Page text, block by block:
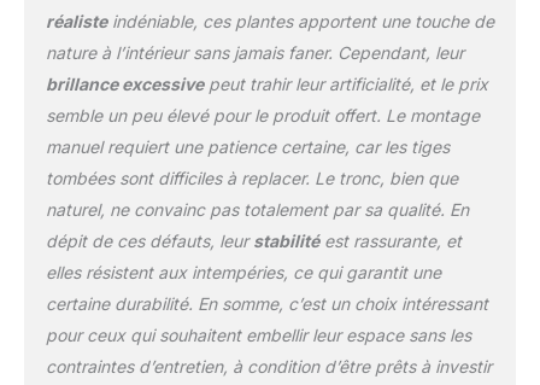
réalisteindéniable, ces plantes apportent une touche de
nature à l’intérieur sans jamais faner. Cependant, leur
brillance excessivepeut trahir leur artificialité, et le prix
semble un peu élevé pour le produit offert. Le montage
manuel requiert une patience certaine, car les tiges
tombées sont difficiles à replacer. Le tronc, bien que
naturel, ne convainc pas totalement par sa qualité. En
dépit de ces défauts, leurstabilitéest rassurante, et
elles résistent aux intempéries, ce qui garantit une
certaine durabilité. En somme, c’est un choix intéressant
pour ceux qui souhaitent embellir leur espace sans les
contraintes d’entretien, à condition d’être prêts à investir